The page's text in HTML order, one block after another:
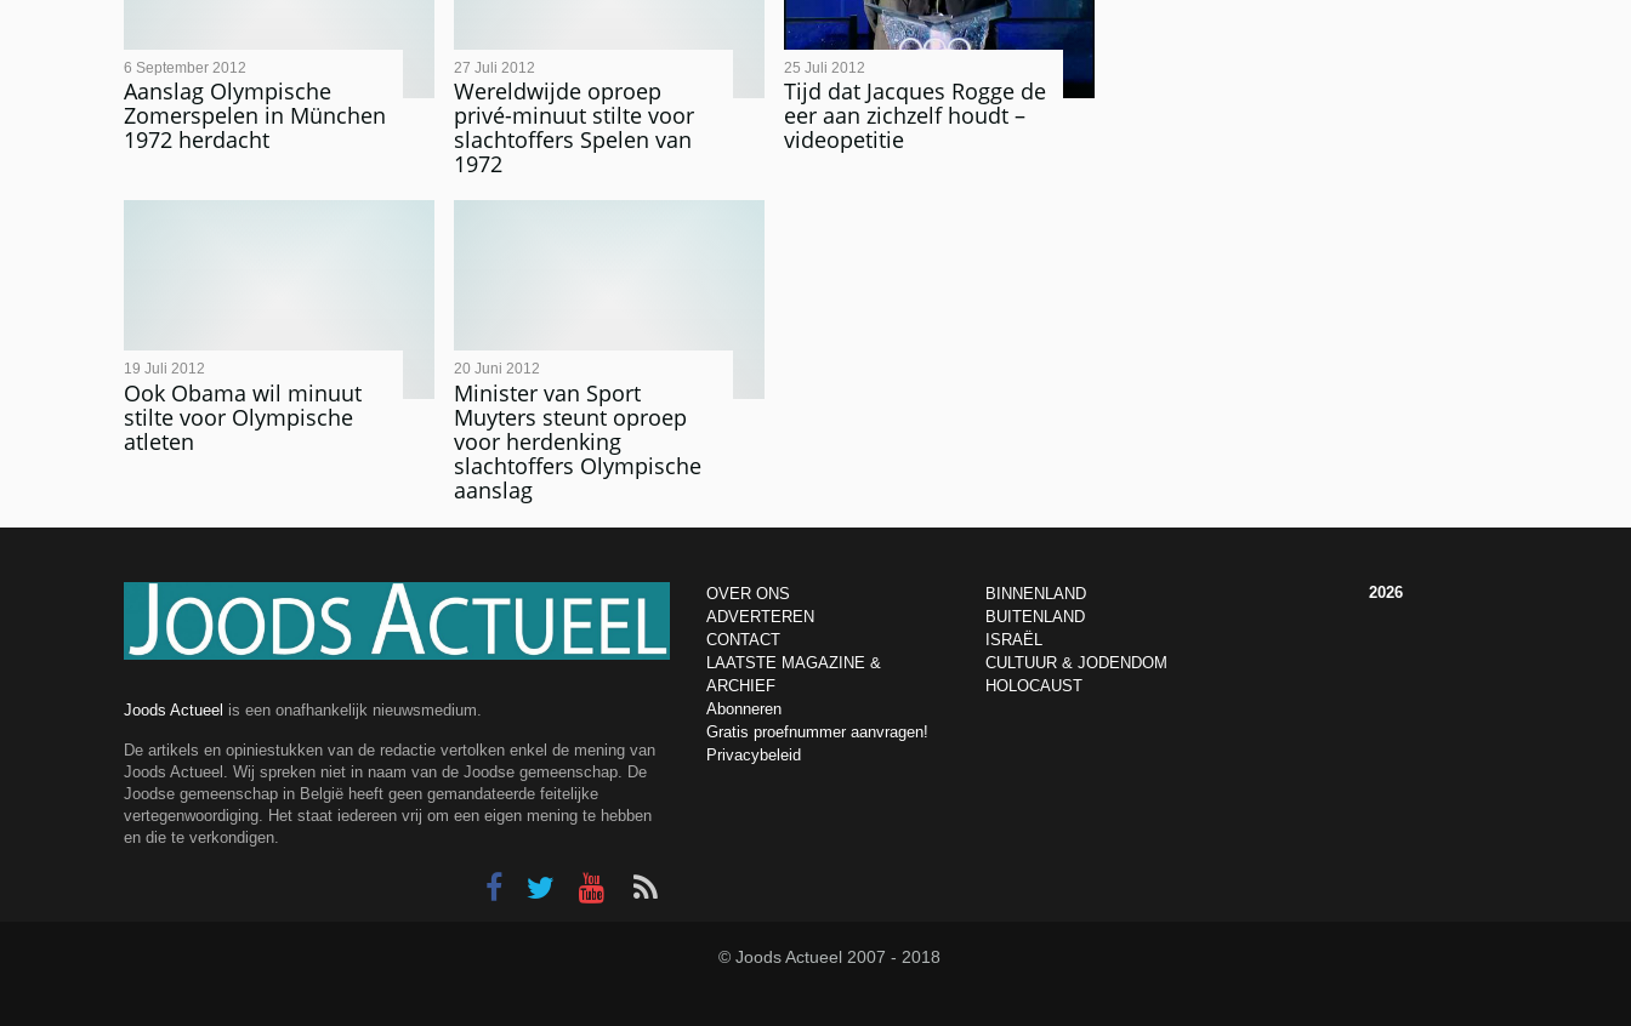
Aanslag Olympische
Zomerspelen in München
1972 herdacht
6 September 2012
Wereldwijde oproep
privé-minuut stilte voor
slachtoffers Spelen van
1972
27 Juli 2012
Tijd dat Jacques Rogge de
eer aan zichzelf houdt –
videopetitie
25 Juli 2012
Ook Obama wil minuut
stilte voor Olympische
atleten
19 Juli 2012
Minister van Sport
Muyters steunt oproep
voor herdenking
slachtoffers Olympische
aanslag
20 Juni 2012
Joods Actueel is een onafhankelijk nieuwsmedium.
De artikels en opiniestukken van de redactie vertolken enkel de mening van
Joods Actueel. Wij spreken niet in naam van de Joodse gemeenschap. De
Joodse gemeenschap in België heeft geen gemandateerde feitelijke
vertegenwoordiging. Het staat iedereen vrij om een eigen mening te hebben
en die te verkondigen.
OVER ONS
ADVERTEREN
CONTACT
LAATSTE MAGAZINE &
ARCHIEF
Abonneren
Gratis proefnummer aanvragen!
Privacybeleid
BINNENLAND
BUITENLAND
ISRAËL
CULTUUR & JODENDOM
HOLOCAUST
2026
© Joods Actueel 2007 - 2018